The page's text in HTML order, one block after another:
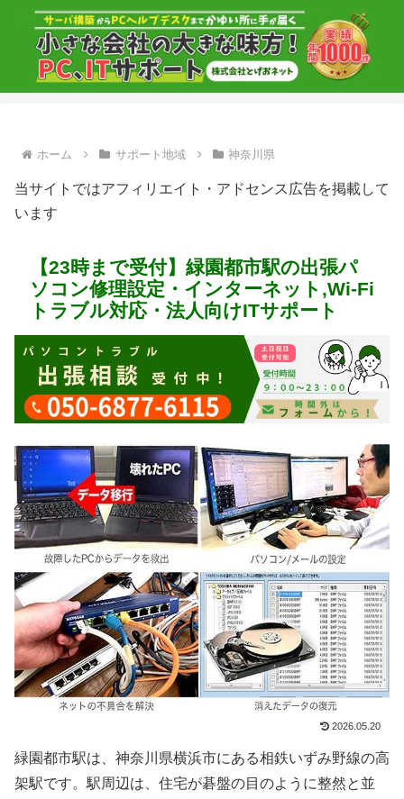
ホーム サポート地域 神奈川県
当サイトではアフィリエイト・アドセンス広告を掲載して
います
【23時まで受付】緑園都市駅の出張パ
ソコン修理設定・インターネット,Wi-Fi
トラブル対応・法人向けITサポート
2026.05.20
緑園都市駅は、神奈川県横浜市にある相鉄いずみ野線の高
架駅です。駅周辺は、住宅が碁盤の目のように整然と並